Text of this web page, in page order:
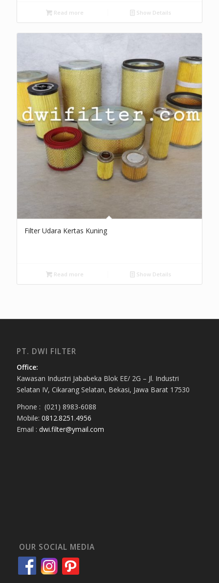
Read more Show Details
Filter Udara Kertas Kuning
Read more Show Details
PT. DWI FILTER
Office:
Kawasan Industri Jababeka Blok EE/ 2G – Jl. Industri
Selatan IV, Cikarang Selatan, Bekasi, Jawa Barat 17530
Phone : (021) 8983-6088
Mobile: 0812.8251.4956
Email : dwi.filter@ymail.com
OUR SOCIAL MEDIA